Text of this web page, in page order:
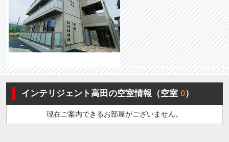
インテリジェント高田の空室情報（空室0）
現在ご案内できるお部屋がございません。